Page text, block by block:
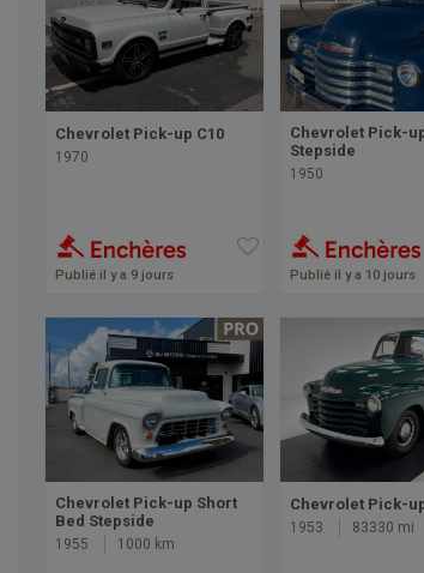
Chevrolet Pick-up C10
1970
Publié il y a 9 jours
Chevrolet Pick-
Stepside
1950
Publié il y a 10 jours
Chevrolet Pick-up Short
Bed Stepside
1955 1000 km
Chevrolet Pick-
1953 83330 mi